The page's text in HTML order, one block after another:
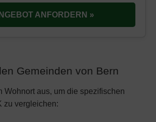
ANFORDERN »
Gemeinden von Bern
Wohnort aus, um die spezifischen
zu vergleichen: